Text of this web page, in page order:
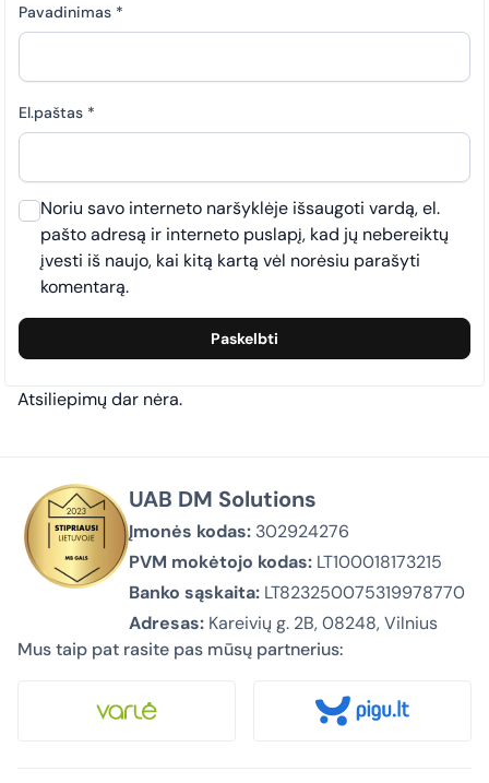
Atsiliepimų dar nėra.
Pavadinimas *
El.paštas *
Noriu savo interneto naršyklėje išsaugoti vardą, el.
pašto adresą ir interneto puslapį, kad jų nebereiktų
įvesti iš naujo, kai kitą kartą vėl norėsiu parašyti
komentarą.
UAB DM Solutions
Įmonės kodas: 302924276
PVM mokėtojo kodas: LT100018173215
Banko sąskaita: LT823250075319978770
Adresas: Kareivių g. 2B, 08248, Vilnius
Mus taip pat rasite pas mūsų partnerius: